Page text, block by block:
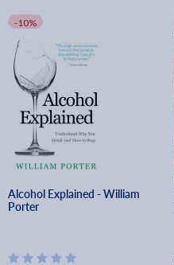
-10%
Alcohol Explained - William
Porter